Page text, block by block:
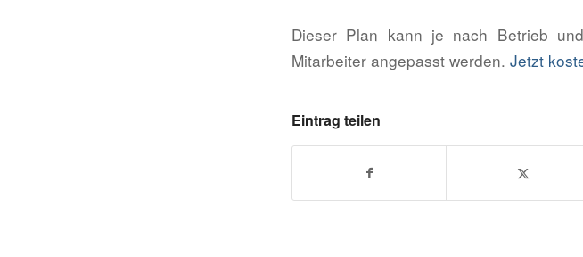
Dieser Plan kann je nach Betrieb
Mitarbeiter angepasst werden. Jetzt
Eintrag teilen